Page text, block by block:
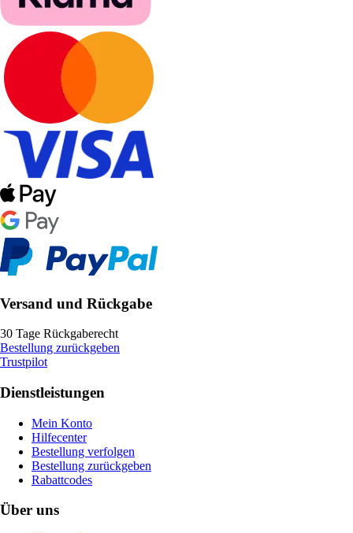
Versand und Rückgabe
30 Tage Rückgaberecht
Bestellung zurückgeben
Trustpilot
Dienstleistungen
Mein Konto
Hilfecenter
Bestellung verfolgen
Bestellung zurückgeben
Rabattcodes
Über uns